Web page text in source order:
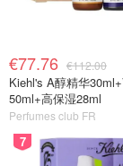
€77.76 €112.00
Kiehl's A醇精华
50ml+高保湿28ml
Perfumes club FR
7